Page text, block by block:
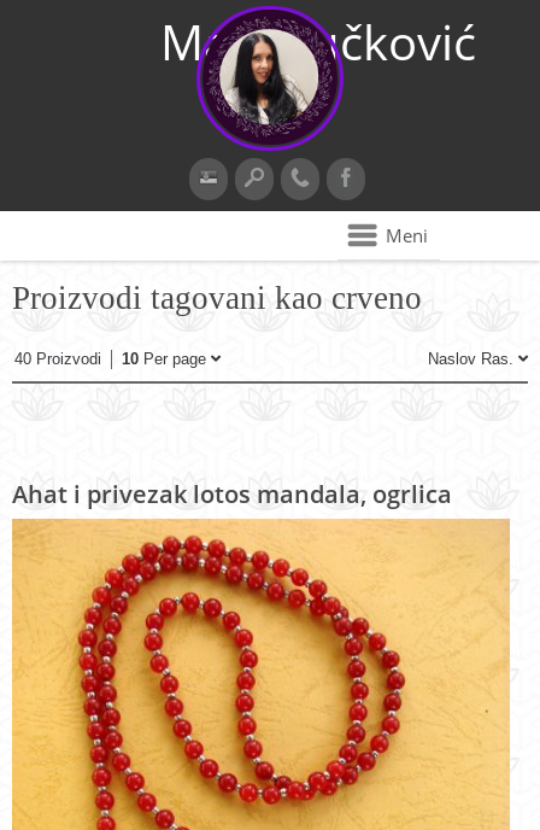
Maja Vučković
Meni
Proizvodi tagovani kao crveno
40 Proizvodi 10 Per page Naslov Ras.
Ahat i privezak lotos mandala, ogrlica